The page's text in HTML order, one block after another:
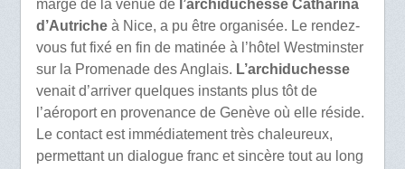
marge de la venue de l’archiduchesse Catharina
d’Autricheà Nice, a pu être organisée. Le rendez-
vous fut fixé en fin de matinée à l’hôtel Westminster
sur la Promenade des Anglais. L’archiduchesse
venait d’arriver quelques instants plus tôt de
l’aéroport en provenance de Genève où elle réside.
Le contact est immédiatement très chaleureux,
permettant un dialogue franc et sincère tout au long